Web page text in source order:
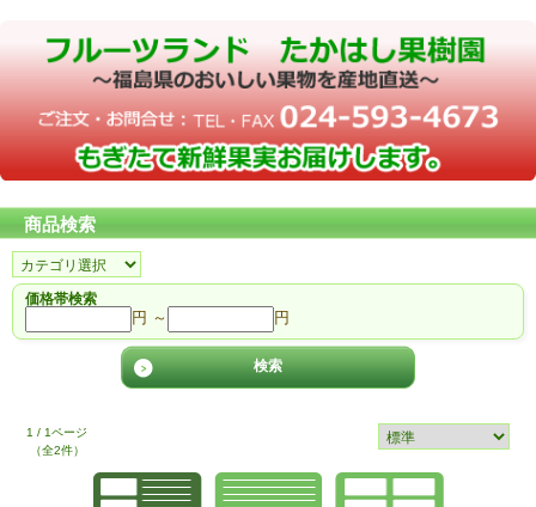
商品検索
価格帯検索
円 ～ 円
1 / 1ページ
（全2件）